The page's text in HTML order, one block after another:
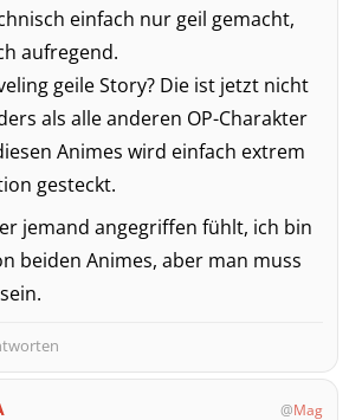
einfach nur geil gemacht,
aufregend.
geile Story? Die ist jetzt nicht
als alle anderen OP-Charakter
Animes wird einfach extrem
gesteckt.
jemand angegriffen fühlt, ich bin
beiden Animes, aber man muss
Mag